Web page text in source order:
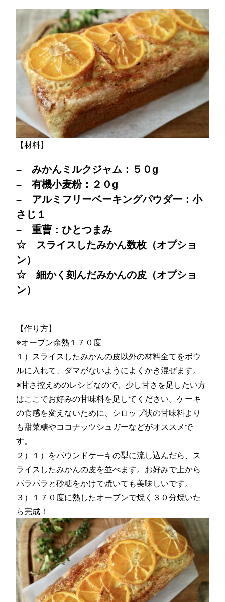
【材料】
– みかんミルクジャム：５０g
– 有機小麦粉：２０g
– アルミフリーベーキングパウダー：小
さじ１
– 重曹：ひとつまみ
☆ スライスしたみかん数枚（オプショ
ン）
☆ 細かく刻んだみかんの皮（オプショ
ン）
【作り方】
※オーブン余熱１７０度
１）スライスしたみかんの皮以外の材料全てをボウ
ルに入れて、ダマがないようによくかき混ぜます。
※甘さ控えめのレシピなので、少し甘さを足したい方
はここでお好みの甘味料を足してください。ケーキ
の食感を変えないために、シロップ状の甘味料より
も甜菜糖やココナッツシュガーなどがオススメで
す。
２）１）をパウンドケーキの型に流し込んだら、ス
ライスしたみかんの皮を並べます。お好みで上から
パラパラと砂糖をかけて焼いても美味しいです。
３）１７０度に熱したオーブンで焼く３０分焼いた
ら完成！